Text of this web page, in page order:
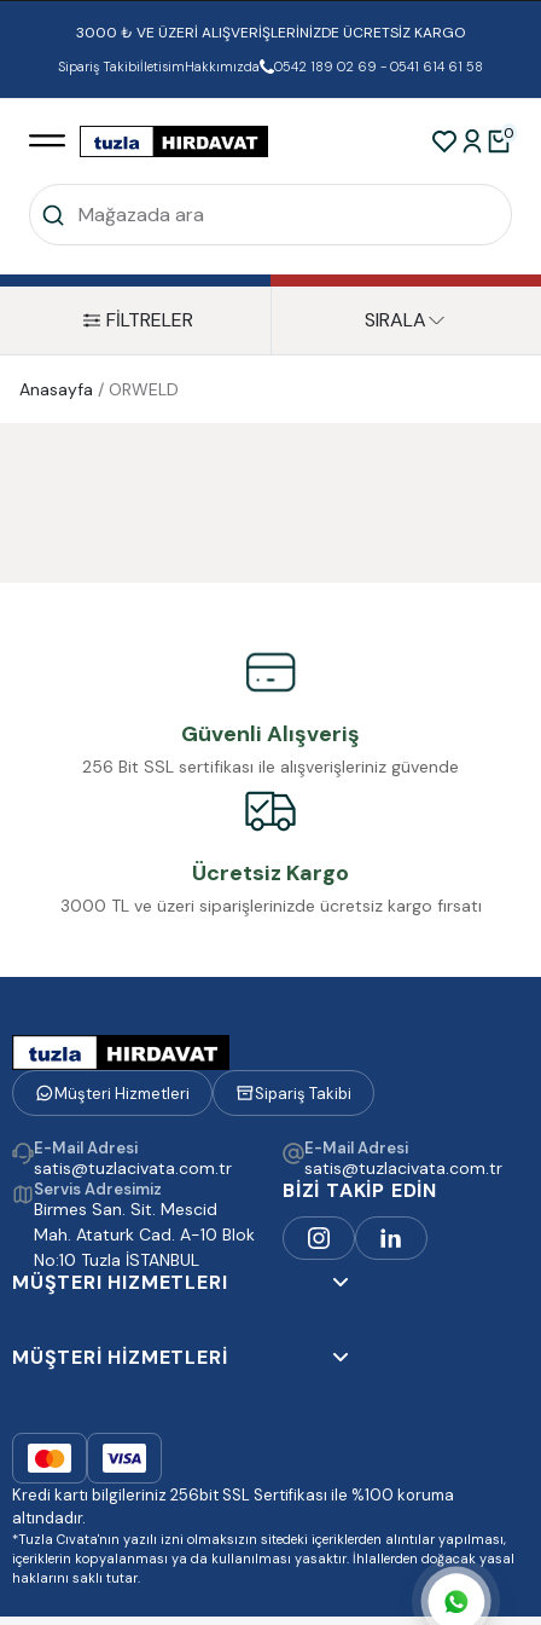
3000 ₺ VE ÜZERİ ALIŞVERİŞLERİNİZDE ÜCRETSİZ KARGO
Sipariş TakibiİletisimHakkımızda 0542 189 02 69 - 0541 614 61 58
0
FİLTRELER SIRALA
Anasayfa / ORWELD
Güvenli Alışveriş
256 Bit SSL sertifikası ile alışverişleriniz güvende
Ücretsiz Kargo
3000 TL ve üzeri siparişlerinizde ücretsiz kargo fırsatı
Müşteri Hizmetleri Sipariş Takibi
E-Mail Adresi
satis@tuzlacivata.com.tr
E-Mail Adresi
satis@tuzlacivata.com.tr
Servis Adresimiz
Birmes San. Sit. Mescid
Mah. Ataturk Cad. A-10 Blok
No:10 Tuzla İSTANBUL
BİZİ TAKİP EDİN
MÜŞTERI HIZMETLERI
MÜŞTERİ HİZMETLERİ
Kredi kartı bilgileriniz 256bit SSL Sertifikası ile %100 koruma
altındadır.
*Tuzla Cıvata'nın yazılı izni olmaksızın sitedeki içeriklerden alıntılar yapılması,
içeriklerin kopyalanması ya da kullanılması yasaktır. İhlallerden doğacak yasal
haklarını saklı tutar.